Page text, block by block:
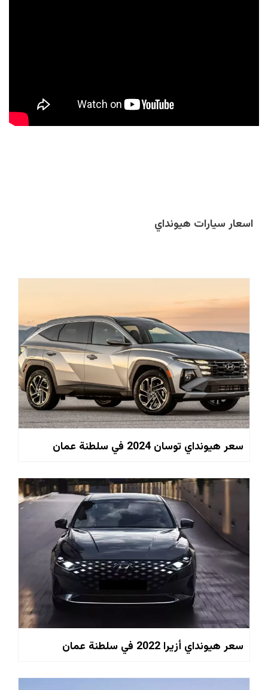
اسعار سيارات هيونداي
سعر هيونداي توسان 2024 في سلطنة عمان
سعر هيونداي أزيرا 2022 في سلطنة عمان